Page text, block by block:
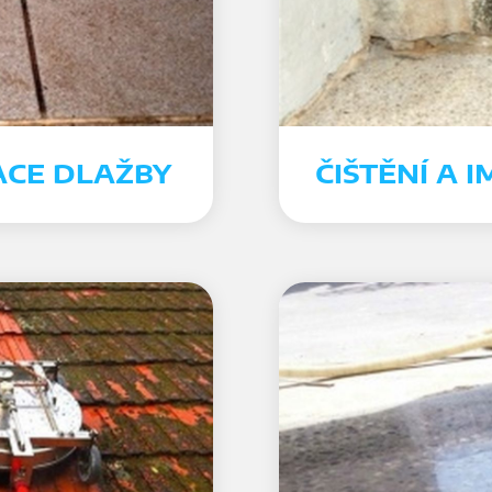
DLAŽBY ČIŠTĚNÍ A